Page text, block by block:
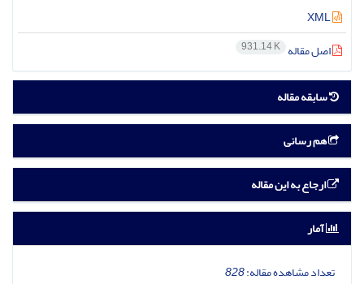
اصل مقاله 931.14 K
سابقه مقاله
هم رسانی
ارجاع به این مقاله
آمار
تعداد مشاهده مقاله:828